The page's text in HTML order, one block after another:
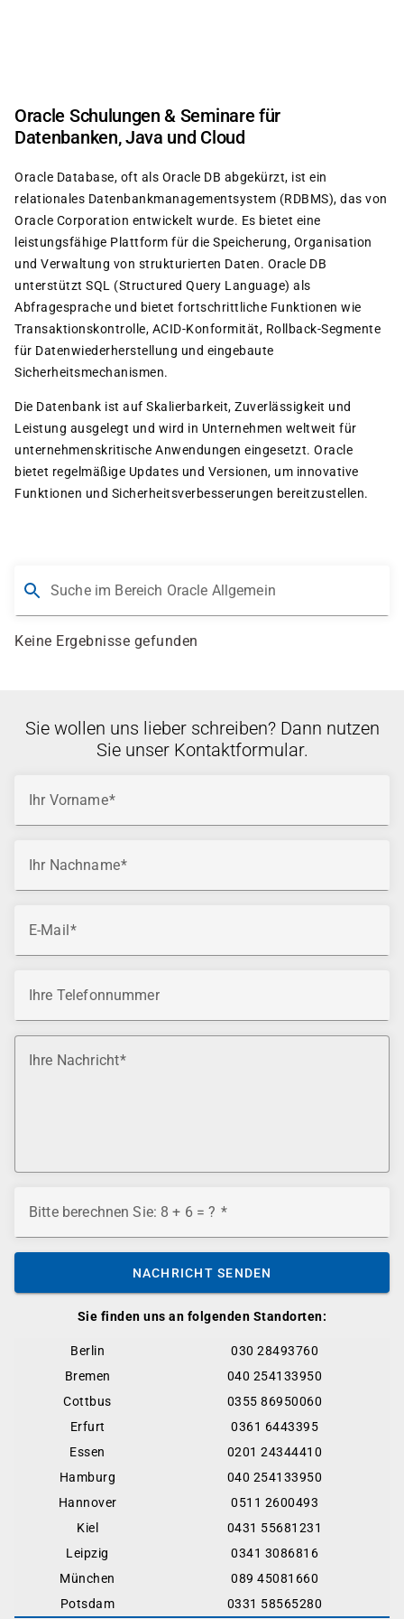
Oracle Schulungen & Seminare für
Datenbanken, Java und Cloud
Oracle Database, oft als Oracle DB abgekürzt, ist ein
relationales Datenbankmanagementsystem (RDBMS), das von
Oracle Corporation entwickelt wurde. Es bietet eine
leistungsfähige Plattform für die Speicherung, Organisation
und Verwaltung von strukturierten Daten. Oracle DB
unterstützt SQL (Structured Query Language) als
Abfragesprache und bietet fortschrittliche Funktionen wie
Transaktionskontrolle, ACID-Konformität, Rollback-Segmente
für Datenwiederherstellung und eingebaute
Sicherheitsmechanismen.
Die Datenbank ist auf Skalierbarkeit, Zuverlässigkeit und
Leistung ausgelegt und wird in Unternehmen weltweit für
unternehmenskritische Anwendungen eingesetzt. Oracle
bietet regelmäßige Updates und Versionen, um innovative
Funktionen und Sicherheitsverbesserungen bereitzustellen.
Suche im Bereich Oracle Allgemein
Keine Ergebnisse gefunden
Sie finden uns an folgenden Standorten:
Berlin
030 28493760
Bremen
040 254133950
Cottbus
0355 86950060
Erfurt
0361 6443395
Essen
0201 24344410
Hamburg
040 254133950
Hannover
0511 2600493
Kiel
0431 55681231
Leipzig
0341 3086816
München
089 45081660
Potsdam
0331 58565280
Sie wollen uns lieber schreiben? Dann nutzen
Sie unser Kontaktformular.
Ihr Vorname
Ihr Nachname
E-Mail
Ihre Telefonnummer
Ihre Nachricht
Bitte berechnen Sie: 8 + 6 = ?
NACHRICHT SENDEN